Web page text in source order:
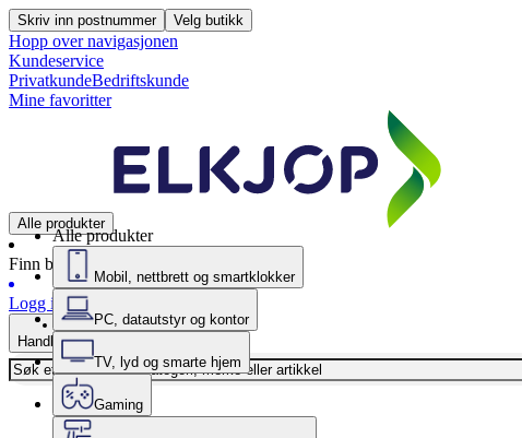
Skriv inn postnummer Velg butikk
Hopp over navigasjonen
Kundeservice
PrivatkundeBedriftskunde
Mine favoritter
Alle produkter
Finn butikk
Logg inn
Handlekurv
Alle produkter
Mobil, nettbrett og smartklokker
PC, datautstyr og kontor
TV, lyd og smarte hjem
Gaming